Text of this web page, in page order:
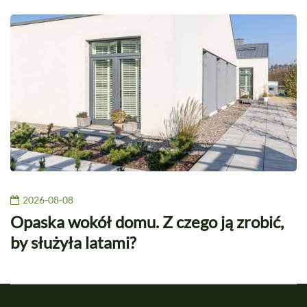
2026-08-08
Opaska wokół domu. Z czego ją zrobić,
by służyła latami?